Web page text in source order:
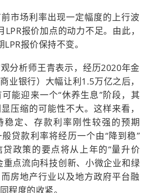
市场利率出现一定幅度的上行波
报价加点的动力不足。由此，
报价保持不变。
分析师王青表示，经历2020年金
业银行）大幅让利1.5万亿之后，
能迎来一个“休养生息”阶段，其
压缩的可能性不大。这样来看，
稳定、存款利率刚性较强的预期
贷款利率将经历一个由“降到稳”
政策的要点将从上年的“量升价
重点流向科技创新、小微企业和绿
房地产行业以及地方政府平台融
程度的收紧。